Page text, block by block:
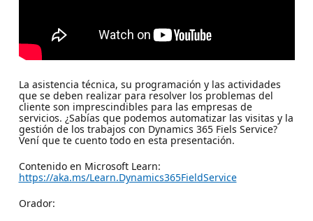
La asistencia técnica, su programación y las actividades
que se deben realizar para resolver los problemas del
cliente son imprescindibles para las empresas de
servicios. ¿Sabías que podemos automatizar las visitas y la
gestión de los trabajos con Dynamics 365 Fiels Service?
Vení que te cuento todo en esta presentación.
Contenido en Microsoft Learn:
https://aka.ms/Learn.Dynamics365FieldService
Orador: